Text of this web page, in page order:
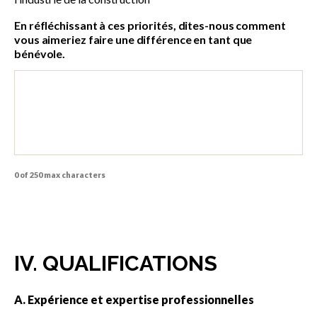
En réfléchissant à ces priorités, dites-nous comment
vous aimeriez faire une différence en tant que
bénévole.
0 of 250 max characters
IV. QUALIFICATIONS
A. Expérience et expertise professionnelles